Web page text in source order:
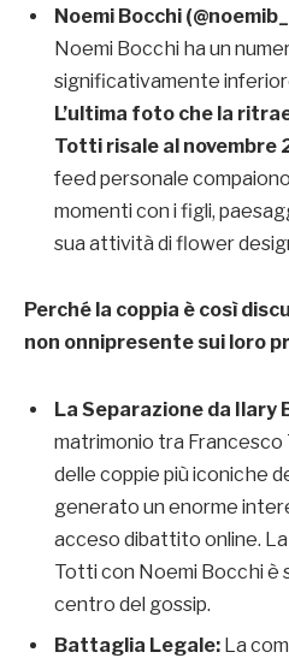
Noemi Bocchi
Noemi Bocchi ha un
significativamente
L’ultima foto che la
Totti risale al novembre
feed personale
momenti con i figli,
sua attività di flower
Perché la coppia è così
non onnipresente sui loro
La Separazione da Ilary
matrimonio tra Francesco
delle coppie più iconiche
generato un enorme
acceso dibattito online.
Totti con Noemi Bocchi è
centro del gossip.
Battaglia Legale: La